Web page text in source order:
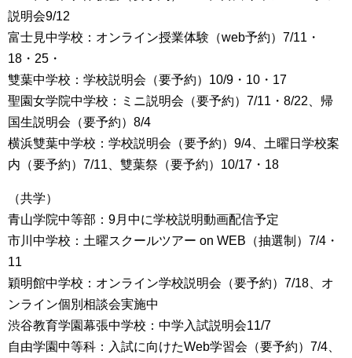
説明会9/12
富士見中学校：オンライン授業体験（web予約）7/11・
18・25・
雙葉中学校：学校説明会（要予約）10/9・10・17
聖園女学院中学校：ミニ説明会（要予約）7/11・8/22、帰
国生説明会（要予約）8/4
横浜雙葉中学校：学校説明会（要予約）9/4、土曜日学校案
内（要予約）7/11、雙葉祭（要予約）10/17・18
（共学）
青山学院中等部：9月中に学校説明動画配信予定
市川中学校：土曜スクールツアー on WEB（抽選制）7/4・
11
穎明館中学校：オンライン学校説明会（要予約）7/18、オ
ンライン個別相談会実施中
渋谷教育学園幕張中学校：中学入試説明会11/7
自由学園中等科：入試に向けたWeb学習会（要予約）7/4、